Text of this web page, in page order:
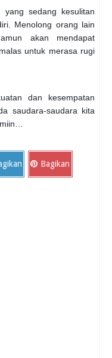
sedang kesulitan
Menolong orang lain
akan mendapat
untuk merasa rugi
dan kesempatan
saudara-saudara kita
Bagikan